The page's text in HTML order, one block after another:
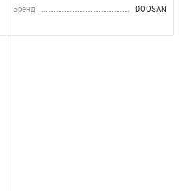
Бренд
DOOSAN